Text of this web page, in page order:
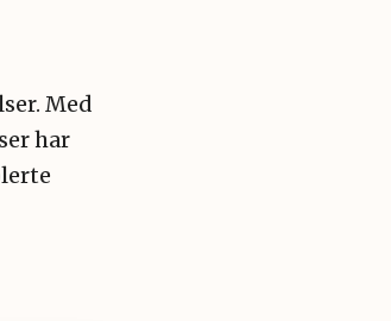
Med
har